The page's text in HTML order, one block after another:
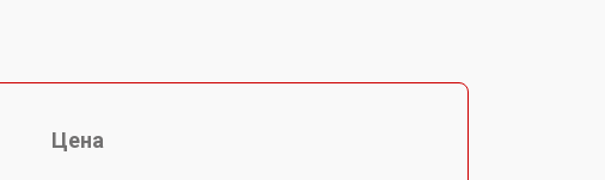
Цена